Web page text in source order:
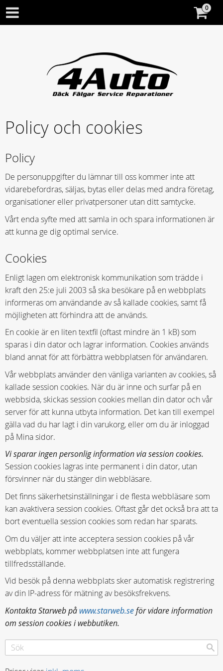
Policy och cookies
Policy
De personuppgifter du lämnar till oss kommer inte att
vidarebefordras, säljas, bytas eller delas med andra företag,
organisationer eller privatpersoner utan ditt samtycke.
Vårt enda syfte med att samla in och spara informationen är
att kunna ge dig optimal service.
Cookies
Enligt lagen om elektronisk kommunikation som trädde i
kraft den 25:e juli 2003 så ska besökare på en webbplats
informeras om användande av så kallade cookies, samt få
möjligheten att förhindra att de används.
En cookie är en liten textfil (oftast mindre än 1 kB) som
sparas i din dator och lagrar information. Cookies används
bland annat för att förbättra webbplatsen för användaren.
Vår webbplats använder den vänliga varianten av cookies, så
kallade session cookies. När du är inne och surfar på en
webbsida, skickas session cookies mellan din dator och vår
server för att kunna utbyta information. Det kan till exempel
gälla vad du har lagt i din varukorg, eller om du är inloggad
på Mina sidor.
Vi sparar ingen personlig information via session cookies.
Session cookies lagras inte permanent i din dator, utan
försvinner när du stänger din webbläsare.
Det finns säkerhetsinställningar i de flesta webbläsare som
kan avaktivera session cookies. Oftast går det också bra att ta
bort eventuella session cookies som redan har sparats.
Om du väljer att inte acceptera session cookies på vår
webbplats, kommer webbplatsen inte att fungera
tillfredsställande.
Vid besök på denna webbplats sker automatisk registrering
av din IP-adress för mätning av besöksfrekvens.
Kontakta Starweb på www.starweb.seför vidare information
om session cookies i webbutiken.